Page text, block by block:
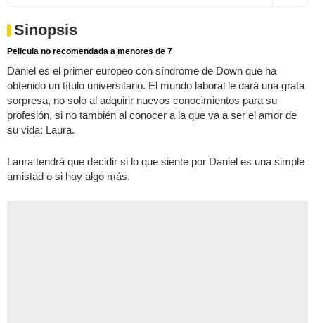
Sinopsis
Pelicula no recomendada a menores de 7
Daniel es el primer europeo con síndrome de Down que ha
obtenido un título universitario. El mundo laboral le dará una grata
sorpresa, no solo al adquirir nuevos conocimientos para su
profesión, si no también al conocer a la que va a ser el amor de
su vida: Laura.
Laura tendrá que decidir si lo que siente por Daniel es una simple
amistad o si hay algo más.